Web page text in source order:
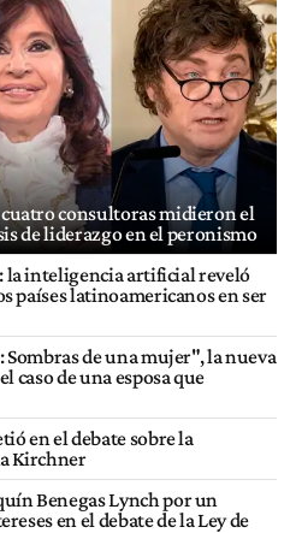
consultoras midieron el
de liderazgo en el peronismo
la inteligencia artificial reveló
países latinoamericanos en ser
de una mujer", la nueva
caso de una esposa que
en el debate sobre la
Kirchner
Benegas Lynch por un
en el debate de la Ley de